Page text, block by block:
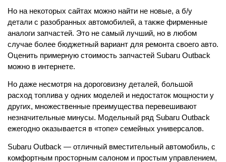
Но на некоторых сайтах можно найти не новые, а б/у
детали с разобранных автомобилей, а также фирменные
аналоги запчастей. Это не самый лучший, но в любом
случае более бюджетный вариант для ремонта своего авто.
Оценить примерную стоимость запчастей Subaru Outback
можно в интернете.
Но даже несмотря на дороговизну деталей, большой
расход топлива у одних моделей и недостаток мощности у
других, множественные преимущества перевешивают
незначительные минусы. Модельный ряд Subaru Outback
ежегодно оказывается в «топе» семейных универсалов.
Subaru Outback — отличный вместительный автомобиль, с
комфортным просторным салоном и простым управлением,